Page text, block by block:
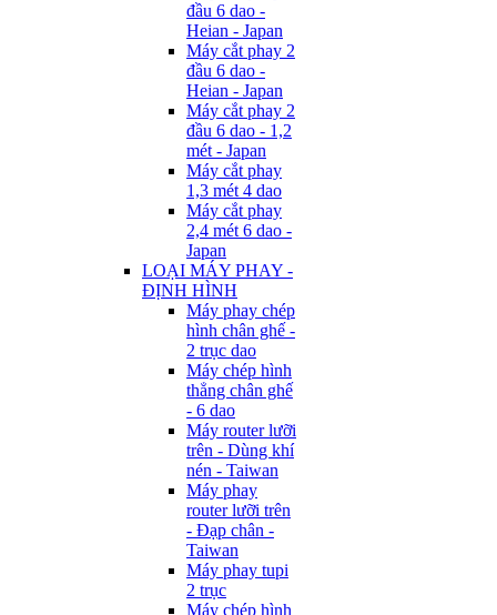
đầu 6 dao -
Heian - Japan
Máy cắt phay 2
đầu 6 dao -
Heian - Japan
Máy cắt phay 2
đầu 6 dao - 1,2
mét - Japan
Máy cắt phay
1,3 mét 4 dao
Máy cắt phay
2,4 mét 6 dao -
Japan
LOẠI MÁY PHAY -
ĐỊNH HÌNH
Máy phay chép
hình chân ghế -
2 trục dao
Máy chép hình
thẳng chân ghế
- 6 dao
Máy router lưỡi
trên - Dùng khí
nén - Taiwan
Máy phay
router lưỡi trên
- Đạp chân -
Taiwan
Máy phay tupi
2 trục
Máy chép hình